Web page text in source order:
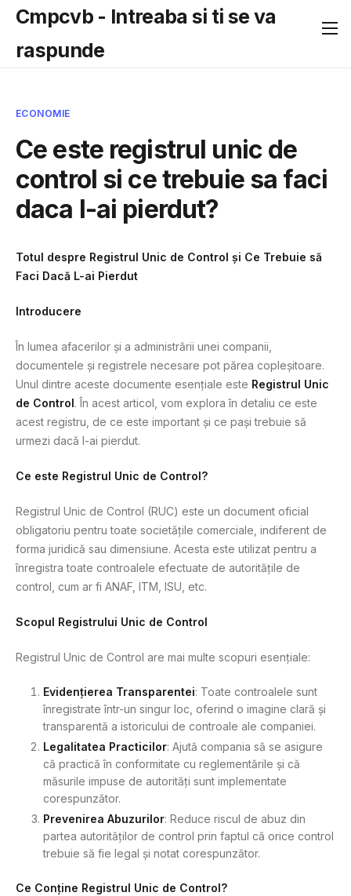
Cmpcvb - Intreaba si ti se va
raspunde
ECONOMIE
Ce este registrul unic de
control si ce trebuie sa faci
daca l-ai pierdut?
Totul despre Registrul Unic de Control și Ce Trebuie să
Faci Dacă L-ai Pierdut
Introducere
În lumea afacerilor și a administrării unei companii,
documentele și registrele necesare pot părea copleșitoare.
Unul dintre aceste documente esențiale este Registrul Unic
de Control. În acest articol, vom explora în detaliu ce este
acest registru, de ce este important și ce pași trebuie să
urmezi dacă l-ai pierdut.
Ce este Registrul Unic de Control?
Registrul Unic de Control (RUC) este un document oficial
obligatoriu pentru toate societățile comerciale, indiferent de
forma juridică sau dimensiune. Acesta este utilizat pentru a
înregistra toate controalele efectuate de autoritățile de
control, cum ar fi ANAF, ITM, ISU, etc.
Scopul Registrului Unic de Control
Registrul Unic de Control are mai multe scopuri esențiale:
Evidențierea Transparentei: Toate controalele sunt
înregistrate într-un singur loc, oferind o imagine clară și
transparentă a istoricului de controale ale companiei.
Legalitatea Practicilor: Ajută compania să se asigure
că practică în conformitate cu reglementările și că
măsurile impuse de autorități sunt implementate
corespunzător.
Prevenirea Abuzurilor: Reduce riscul de abuz din
partea autorităților de control prin faptul că orice control
trebuie să fie legal și notat corespunzător.
Ce Conține Registrul Unic de Control?